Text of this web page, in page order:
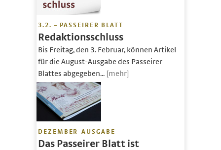
3.2. – PASSEIRER BLATT
Redaktionsschluss
Bis Freitag, den 3. Februar, können Artikel
für die August-Ausgabe des Passeirer
Blattes abgegeben... [mehr]
DEZEMBER-AUSGABE
Das Passeirer Blatt ist